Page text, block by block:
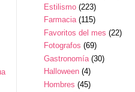
Estilismo (223)
Farmacia (115)
Favoritos del mes (22)
Fotografos (69)
Gastronomía (30)
Halloween (4)
Hombres (45)